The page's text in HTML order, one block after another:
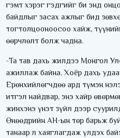
гэмт хэрэг гэдгийг би энд
байдлыг засах ажлыг бид
тогтолцооноосоо хайж,
өөрчлөлт болж чадна.
-Та тав дахь жилдээ Монгол
ажиллаж байна. Хоёр дахь
Ерөнхийлөгчдөө ард түмэн
итгэл найдвар, энэ хайр
жинхэнэ үнэт зүйл дээр
Өнөөдрийн АН-ын төр барьж
танаар л хаяглагдаж үлдэх